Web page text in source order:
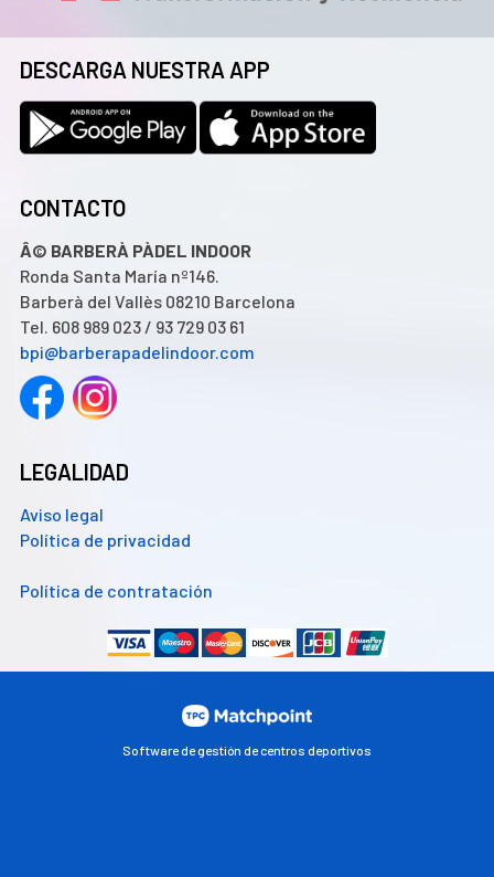
DESCARGA NUESTRA APP
CONTACTO
Â© BARBERÀ PÀDEL INDOOR
Ronda Santa María nº146.
Barberà del Vallès 08210 Barcelona
Tel. 608 989 023 / 93 729 03 61
bpi@barberapadelindoor.com
LEGALIDAD
Aviso legal
Política de privacidad
Política de contratación
Software de gestión de centros deportivos